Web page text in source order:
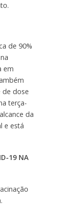
de 90%
em
de dose
terça-
da
e está
19 NA